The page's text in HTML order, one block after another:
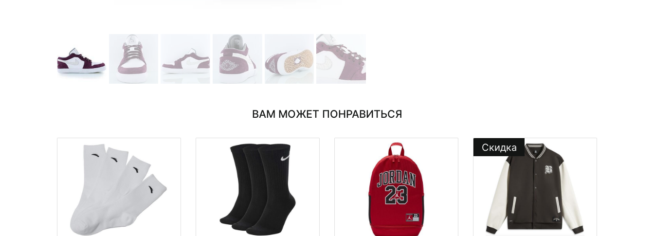
ВАМ МОЖЕТ ПОНРАВИТЬСЯ
Скидка